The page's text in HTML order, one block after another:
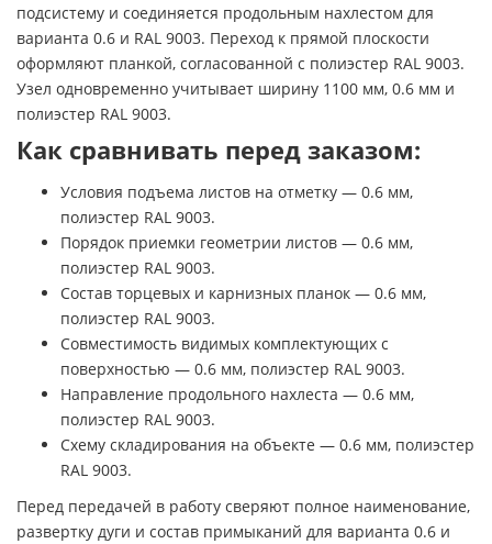
подсистему и соединяется продольным нахлестом для
варианта 0.6 и RAL 9003. Переход к прямой плоскости
оформляют планкой, согласованной с полиэстер RAL 9003.
Узел одновременно учитывает ширину 1100 мм, 0.6 мм и
полиэстер RAL 9003.
Как сравнивать перед заказом:
Условия подъема листов на отметку — 0.6 мм,
полиэстер RAL 9003.
Порядок приемки геометрии листов — 0.6 мм,
полиэстер RAL 9003.
Состав торцевых и карнизных планок — 0.6 мм,
полиэстер RAL 9003.
Совместимость видимых комплектующих с
поверхностью — 0.6 мм, полиэстер RAL 9003.
Направление продольного нахлеста — 0.6 мм,
полиэстер RAL 9003.
Схему складирования на объекте — 0.6 мм, полиэстер
RAL 9003.
Перед передачей в работу сверяют полное наименование,
развертку дуги и состав примыканий для варианта 0.6 и